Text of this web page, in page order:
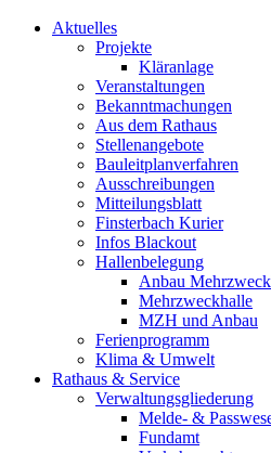
Aktuelles
Projekte
Kläranlage
Veranstaltungen
Bekanntmachungen
Aus dem Rathaus
Stellenangebote
Bauleitplanverfahren
Ausschreibungen
Mitteilungsblatt
Finsterbach Kurier
Infos Blackout
Hallenbelegung
Anbau
Mehrzweckhalle
MZH und Anbau
Ferienprogramm
Klima & Umwelt
Rathaus & Service
Verwaltungsgliederung
Melde- &
Fundamt